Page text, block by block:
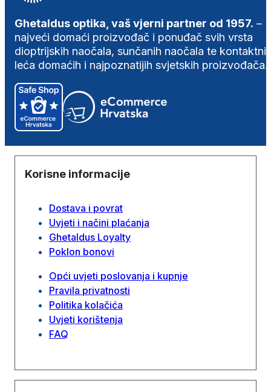
Ghetaldus optika, vaš vjerni partner od 1957. –
najveći domaći proizvođač i ponuđač svih vrsta
dioptrijskih naočala, sunčanih naočala te
leća domaćih i najpoznatijih svjetskih proizvođača.
Korisne informacije
Dostava i povrat
Uvjeti i načini plaćanja
Ghetaldus Loyalty
Poklon bonovi
Opći uvjeti poslovanja i kupnje
Pravila privatnosti
Politika kolačića
Uvjeti korištenja
FAQ